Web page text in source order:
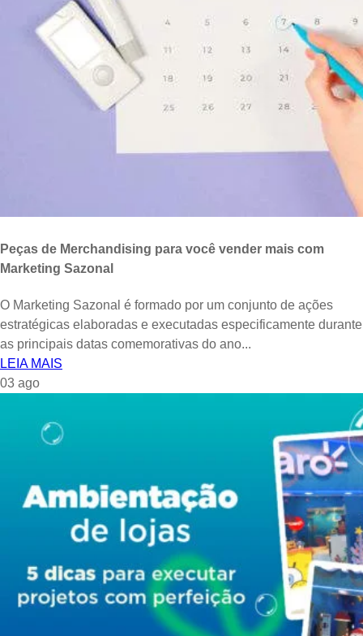
Peças de Merchandising para você vender mais com
Marketing Sazonal
O Marketing Sazonal é formado por um conjunto de ações
estratégicas elaboradas e executadas especificamente durante
as principais datas comemorativas do ano...
LEIA MAIS
03 ago